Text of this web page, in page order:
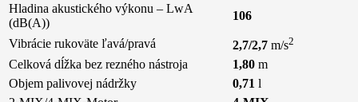
Hladina akustického výkonu – LwA
(dB(A))
106
Vibrácie rukoväte ľavá/pravá 2,7/2,7 m/s2
Celková dĺžka bez rezného nástroja 1,80 m
Objem palivovej nádržky
0,71 l